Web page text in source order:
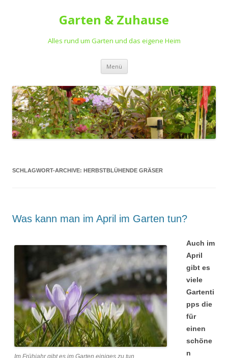
Garten & Zuhause
Alles rund um Garten und das eigene Heim
Menü Springe
Inhalt
SCHLAGWORT-ARCHIVE: HERBSTBLÜHENDE GRÄSER
Was kann man im April im Garten tun?
Im Frühjahr gibt es im Garten einiges zu tun
Auch im
April
gibt es
viele
Gartenti
pps die
für
einen
schöne
n